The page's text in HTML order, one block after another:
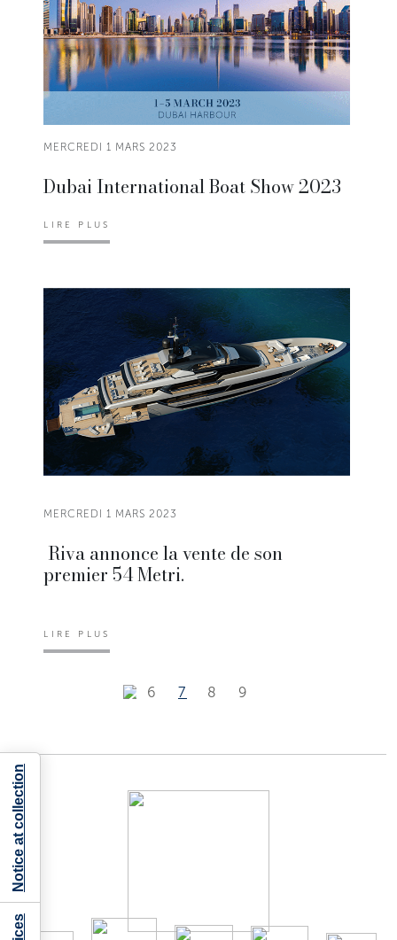
MERCREDI 1 MARS 2023
Dubai International Boat Show 2023
LIRE PLUS
MERCREDI 1 MARS 2023
Riva annonce la vente de son
premier 54 Metri.
LIRE PLUS
6 7 8 9
Notice at collection